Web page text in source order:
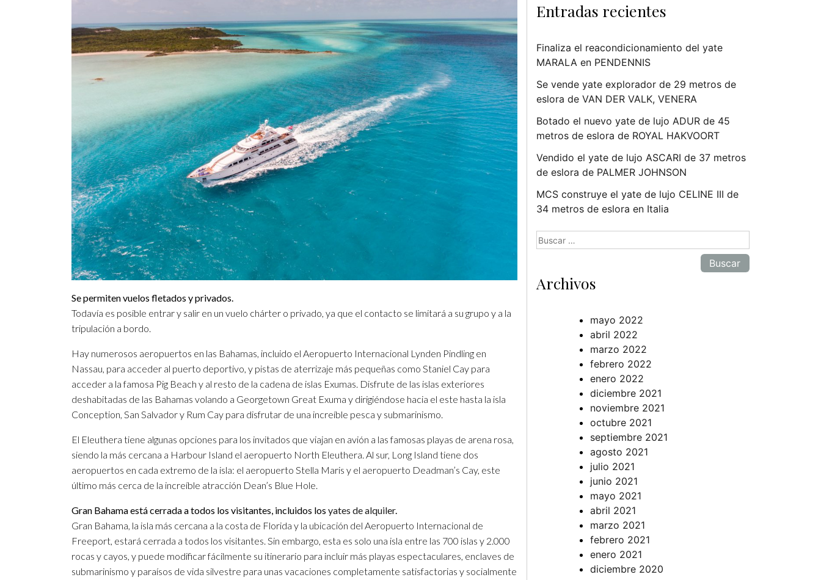
Se permiten vuelos fletados y privados.
Todavía es posible entrar y salir en un vuelo chárter o privado, ya que el contacto se limitará a su grupo y a la
tripulación a bordo.
Hay numerosos aeropuertos en las Bahamas, incluido el Aeropuerto Internacional Lynden Pindling en
Nassau, para acceder al puerto deportivo, y pistas de aterrizaje más pequeñas como Staniel Cay para
acceder a la famosa Pig Beach y al resto de la cadena de islas Exumas. Disfrute de las islas exteriores
deshabitadas de las Bahamas volando a Georgetown Great Exuma y dirigiéndose hacia el este hasta la isla
Conception, San Salvador y Rum Cay para disfrutar de una increíble pesca y submarinismo.
El Eleuthera tiene algunas opciones para los invitados que viajan en avión a las famosas playas de arena rosa,
siendo la más cercana a Harbour Island el aeropuerto North Eleuthera. Al sur, Long Island tiene dos
aeropuertos en cada extremo de la isla: el aeropuerto Stella Maris y el aeropuerto Deadman’s Cay, este
último más cerca de la increíble atracción Dean’s Blue Hole.
Gran Bahama está cerrada a todos los visitantes, incluidos los yates de alquiler.
Gran Bahama, la isla más cercana a la costa de Florida y la ubicación del Aeropuerto Internacional de
Freeport, estará cerrada a todos los visitantes. Sin embargo, esta es solo una isla entre las 700 islas y 2.000
rocas y cayos, y puede modificar fácilmente su itinerario para incluir más playas espectaculares, enclaves de
submarinismo y paraísos de vida silvestre para unas vacaciones completamente satisfactorias y socialmente
Entradas recientes
Finaliza el reacondicionamiento del yate
MARALA en PENDENNIS
Se vende yate explorador de 29 metros de
eslora de VAN DER VALK, VENERA
Botado el nuevo yate de lujo ADUR de 45
metros de eslora de ROYAL HAKVOORT
Vendido el yate de lujo ASCARI de 37 metros
de eslora de PALMER JOHNSON
MCS construye el yate de lujo CELINE III de
34 metros de eslora en Italia
Buscar:
Archivos
mayo 2022
abril 2022
marzo 2022
febrero 2022
enero 2022
diciembre 2021
noviembre 2021
octubre 2021
septiembre 2021
agosto 2021
julio 2021
junio 2021
mayo 2021
abril 2021
marzo 2021
febrero 2021
enero 2021
diciembre 2020